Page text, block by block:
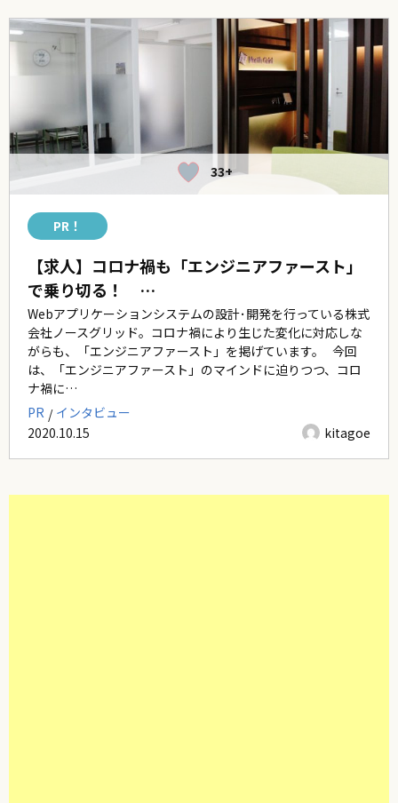
33+
PR！
【求人】コロナ禍も「エンジニアファースト」
で乗り切る！ …
Webアプリケーションシステムの設計･開発を行っている株式
会社ノースグリッド。コロナ禍により生じた変化に対応しな
がらも、「エンジニアファースト」を掲げています。 今回
は、「エンジニアファースト」のマインドに迫りつつ、コロ
ナ禍に…
PR
インタビュー
2020.10.15
kitagoe